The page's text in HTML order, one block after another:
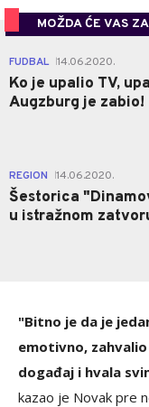
MOŽDA ĆE VAS
FUDBAL 14.06.2020.
Ko je upalio TV,
Augzburg je zabio!
REGION 14.06.2020.
Šestorica
u istražnom
"Bitno je da je
emotivno,
događaj i hvala
kazao je Novak pre